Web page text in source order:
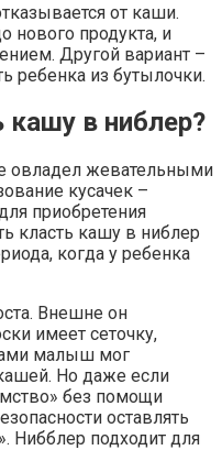
от каши.
нового продукта, и
Другой вариант –
ребенка из бутылочки.
в ниблер?
овладел жевательными
кусачек –
приобретения
класть кашу в ниблер
когда у ребенка
Внешне он
имеет сеточку,
малыш мог
Но даже если
без помощи
оставлять
Нибблер подходит для